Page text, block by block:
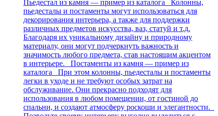
Пьедестал из камня — пример из каталога Колонны,
пьедесталы и постаменты могут использоваться для
декорирования интерьера, а также для поддержки
различных предметов искусства, ваз, статуй и т.д.
Благодаря их уникальному дизайну и природному
материалу, они могут подчеркнуть важность и
значимость любого предмета, став настоящим акцентом
в интерьере. Постаменты из камня — пример из
каталога При этом колонны, пьедесталы и постаменты
легки в уходе и не требуют особых затрат на
обслуживание. Они прекрасно подходят для
использования в любом помещении, от гостиной до
спальни, и создают атмосферу роскоши и элегантности.